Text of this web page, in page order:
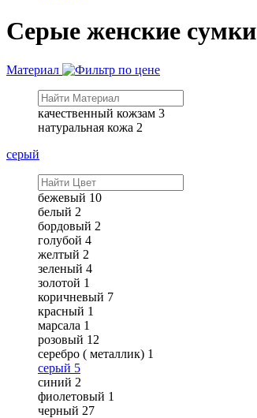
Серые женские сумки
Материал
качественный кожзам 3
натуральная кожа 2
серый
бежевый 10
белый 2
бордовый 2
голубой 4
желтый 2
зеленый 4
золотой 1
коричневый 7
красный 1
марсала 1
розовый 12
серебро ( металлик) 1
серый 5
синий 2
фиолетовый 1
черный 27